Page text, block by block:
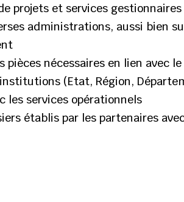
projets et services gestionnaires
administrations, aussi bien
nécessaires en lien avec le
(Etat, Région,
les services opérationnels
établis par les partenaires